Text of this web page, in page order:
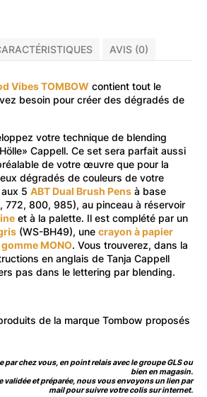
AVIS (0)
Vibes TOMBOW contient tout le
besoin pour créer des dégradés de
votre technique de blending
Cappell. Ce set sera parfait aussi
de votre œuvre que pour la
dégradés de couleurs de votre
5 ABT Dual Brush Pens à base
772, 800, 985), au pinceau à réservoir
et à la palette. Il est complété par un
(WS-BH49), une crayon à papier
gomme MONO. Vous trouverez, dans la
en anglais de Tanja Cappell
pas dans le lettering par blending.
de la marque Tombow proposés
par chez vous, en point relais avec le groupe GLS ou
bien en magasin.
validée et préparée, nous vous envoyons un lien par
mail pour suivre votre colis sur internet.